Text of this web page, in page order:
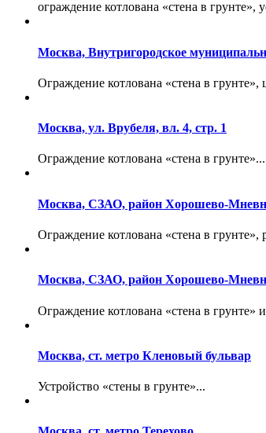
ограждение котлована «стена в грунте»,
Москва, Внутригородское
Ограждение котлована «стена в грунте»,
Москва, ул. Врубеля, вл. 4, стр. 1
Ограждение котлована «стена в грунте»...
Москва, СЗАО, район Хорошево-
Ограждение котлована «стена в
Москва, СЗАО, район Хорошево-
Ограждение котлована «стена в грунте»
Москва, ст. метро Кленовый бульвар
Устройство «стены в грунте»...